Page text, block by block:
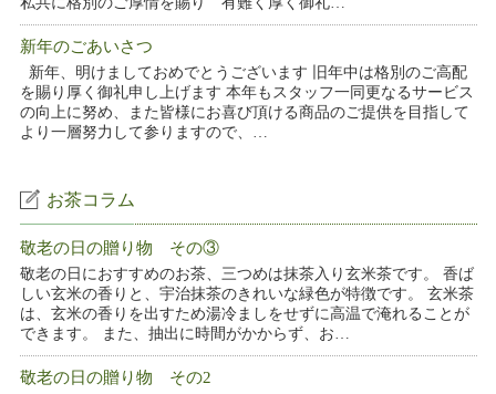
新年のごあいさつ
新年、明けましておめでとうございます 旧年中は格別のご高配
を賜り厚く御礼申し上げます 本年もスタッフ一同更なるサービス
の向上に努め、また皆様にお喜び頂ける商品のご提供を目指して
より一層努力して参りますので、…
お茶コラム
敬老の日の贈り物 その③
敬老の日におすすめのお茶、三つめは抹茶入り玄米茶です。 香ば
しい玄米の香りと、宇治抹茶のきれいな緑色が特徴です。 玄米茶
は、玄米の香りを出すため湯冷ましをせずに高温で淹れることが
できます。 また、抽出に時間がかからず、お…
敬老の日の贈り物 その2